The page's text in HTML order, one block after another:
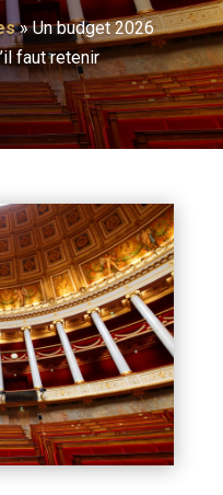
»Un budget 2026
faut retenir